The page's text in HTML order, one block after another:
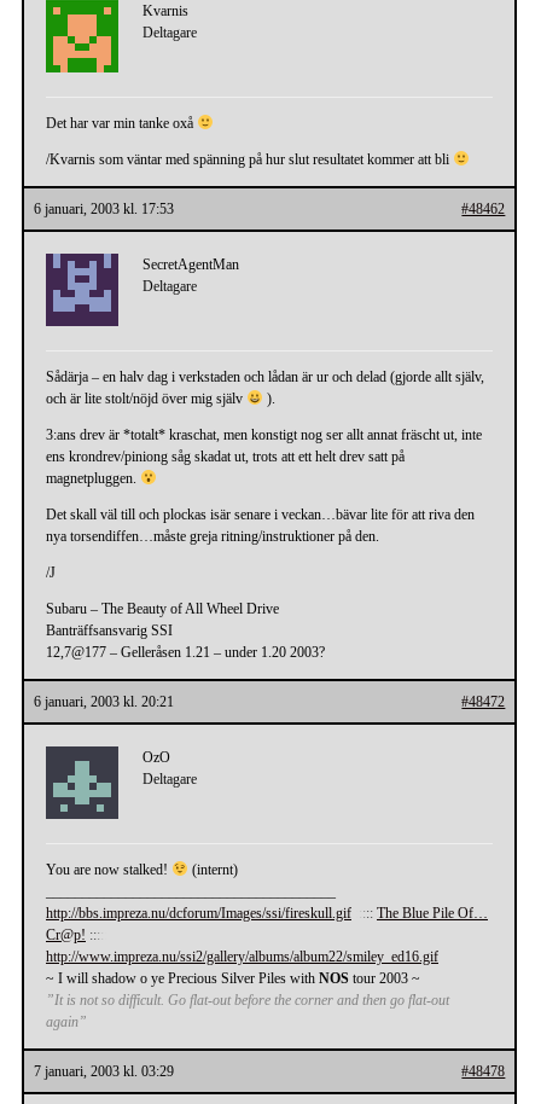
Kvarnis
Deltagare
Det har var min tanke oxå
/Kvarnis som väntar med spänning på hur slut resultatet kommer att bli
6 januari, 2003 kl. 17:53 #48462
SecretAgentMan
Deltagare
Sådärja – en halv dag i verkstaden och lådan är ur och delad (gjorde allt själv,
och är lite stolt/nöjd över mig själv
).
3:ans drev är *totalt* kraschat, men konstigt nog ser allt annat fräscht ut, inte
ens krondrev/piniong såg skadat ut, trots att ett helt drev satt på
magnetpluggen.
Det skall väl till och plockas isär senare i veckan…bävar lite för att riva den
nya torsendiffen…måste greja ritning/instruktioner på den.
/J
Subaru – The Beauty of All Wheel Drive
Banträffsansvarig SSI
12,7@177 – Gelleråsen 1.21 – under 1.20 2003?
6 januari, 2003 kl. 20:21 #48472
OzO
Deltagare
You are now stalked!
(internt)
http://bbs.impreza.nu/dcforum/Images/ssi/fireskull.gif
::: The Blue Pile Of…
Cr@p! :::
http://www.impreza.nu/ssi2/gallery/albums/album22/smiley_ed16.gif
~ I will shadow o ye Precious Silver Piles with NOS tour 2003 ~
”It is not so difficult. Go flat-out before the corner and then go flat-out
again”
7 januari, 2003 kl. 03:29 #48478